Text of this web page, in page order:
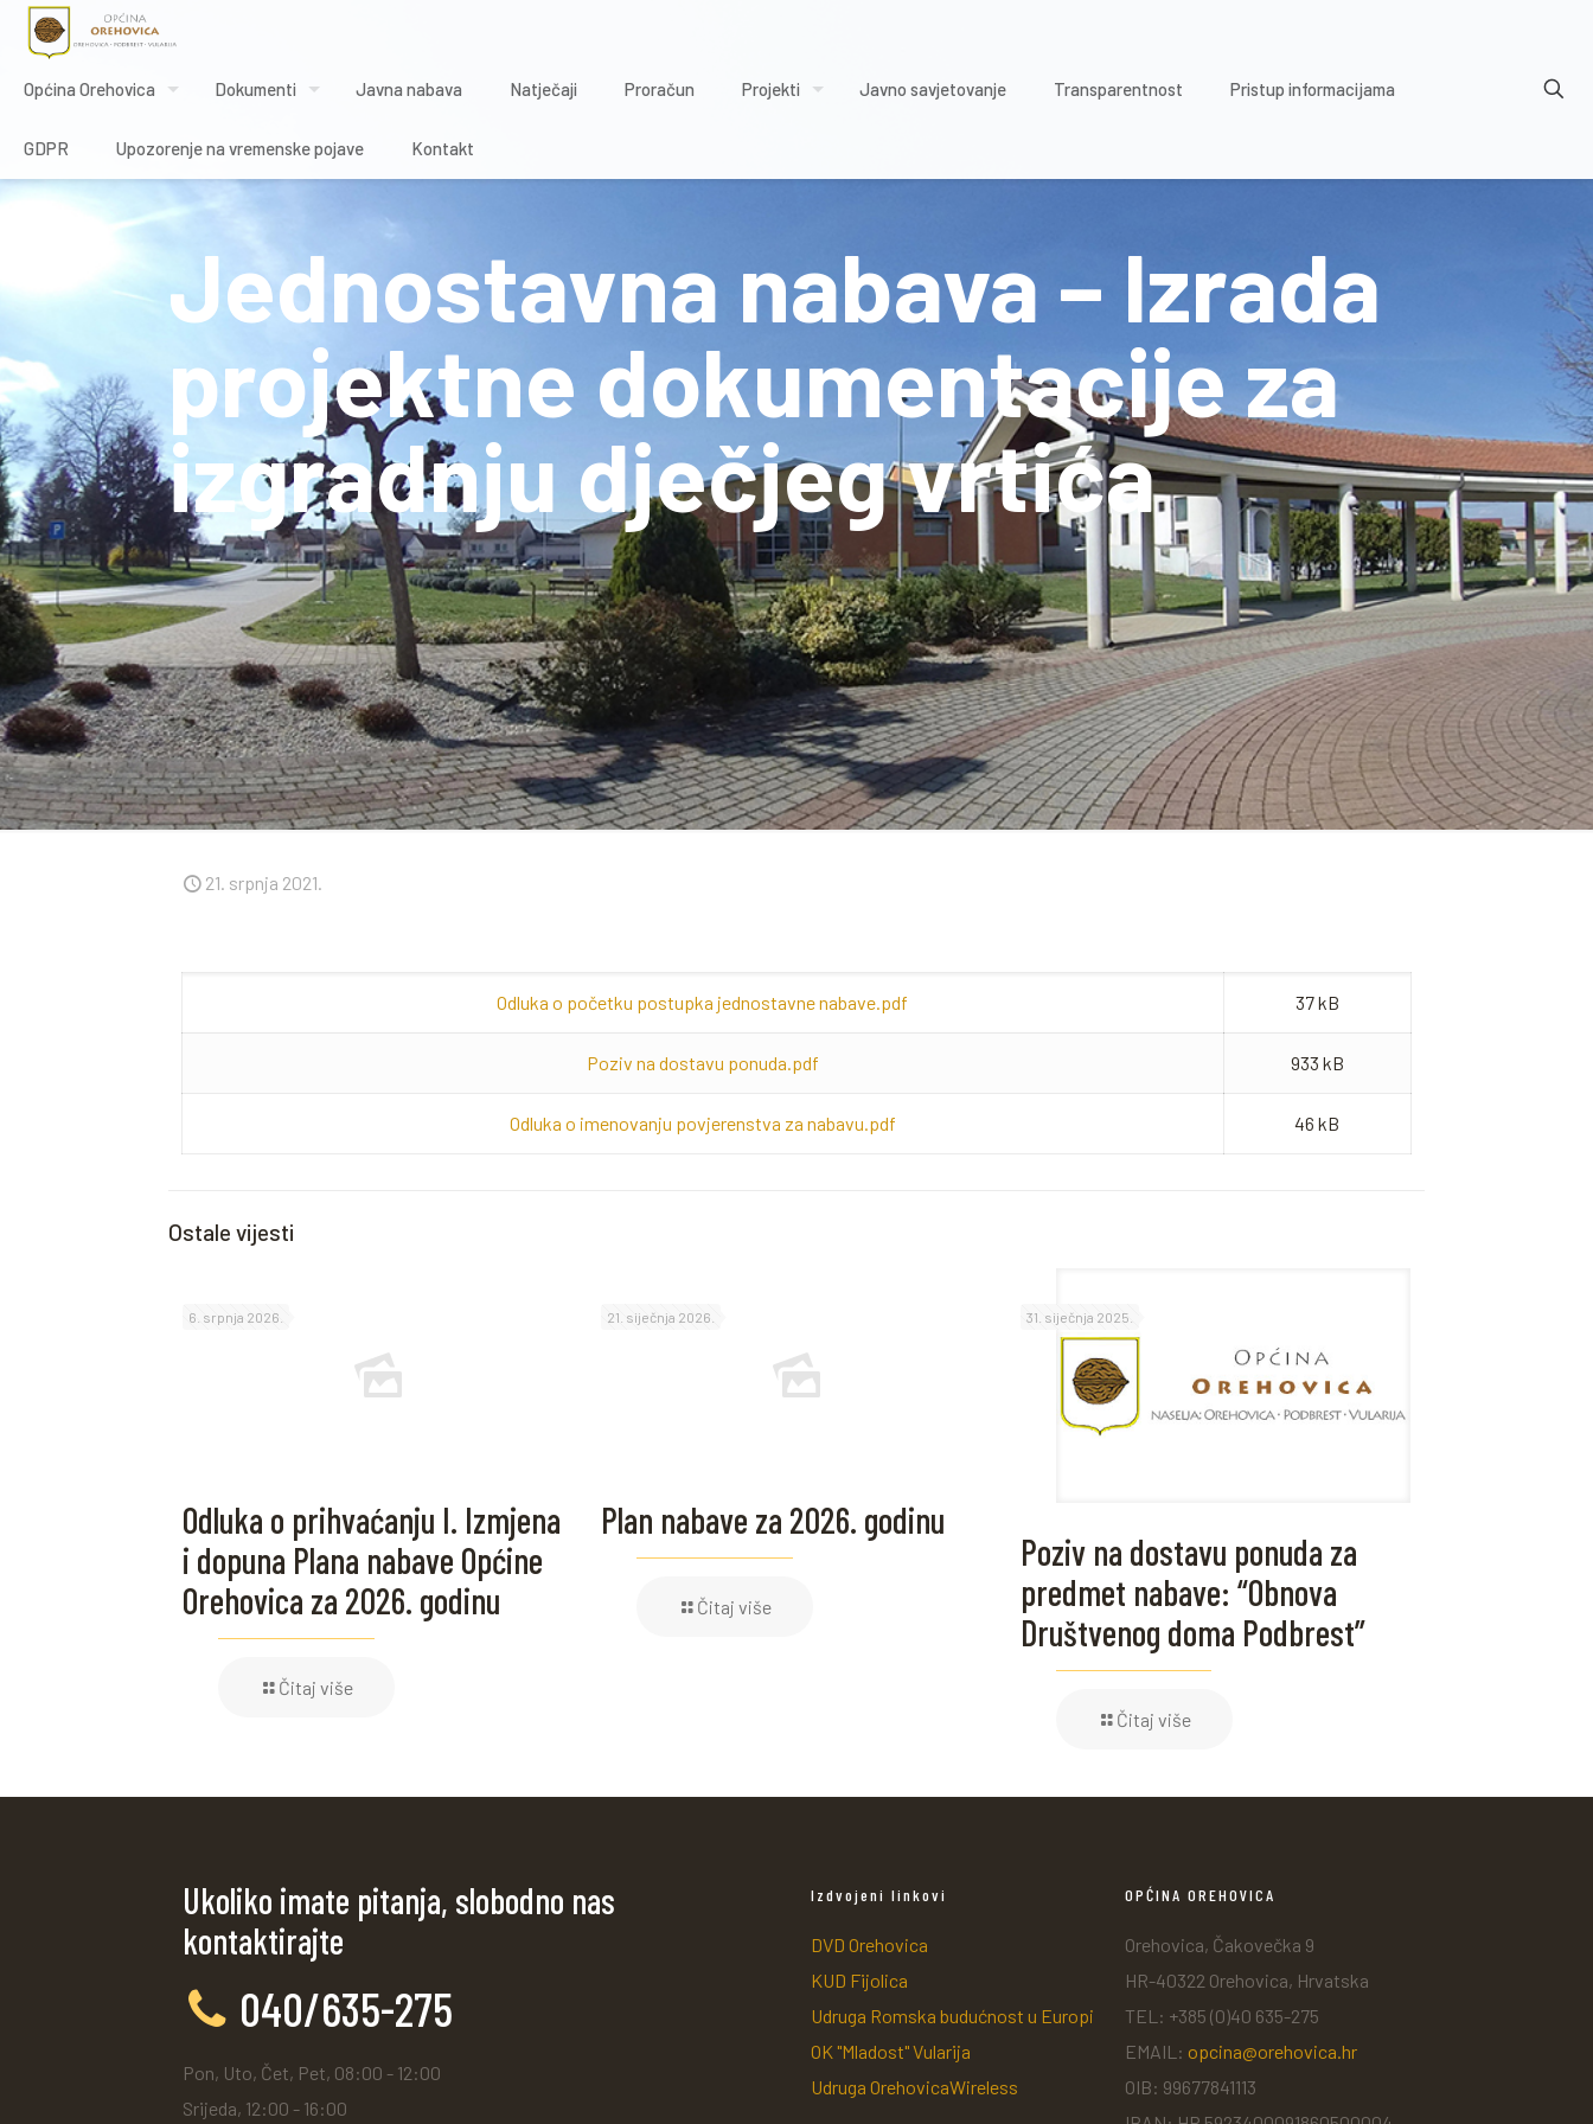
Općina Orehovica Dokumenti Javna nabava Natječaji Proračun Projekti Javno savjetovanje Transparentnost Pristup informacijama
GDPR Upozorenje na vremenske pojave Kontakt
Jednostavna nabava – Izrada
projektne dokumentacije za
izgradnju dječjeg vrtića
21. srpnja 2021.
Odluka o početku postupka jednostavne nabave.pdf 37 kB
Poziv na dostavu ponuda.pdf 933 kB
Odluka o imenovanju povjerenstva za nabavu.pdf 46 kB
Ostale vijesti
6. srpnja 2026.
Odluka o prihvaćanju I. Izmjena
i dopuna Plana nabave Općine
Orehovica za 2026. godinu
Čitaj više
21. siječnja 2026.
Plan nabave za 2026. godinu
Čitaj više
31. siječnja 2025.
Poziv na dostavu ponuda za
predmet nabave: “Obnova
Društvenog doma Podbrest”
Čitaj više
Ukoliko imate pitanja, slobodno nas
kontaktirajte
040/635-275
Pon, Uto, Čet, Pet, 08:00 - 12:00
Srijeda, 12:00 - 16:00
Izdvojeni linkovi
DVD Orehovica
KUD Fijolica
Udruga Romska budućnost u Europi
OK "Mladost" Vularija
Udruga OrehovicaWireless
OPĆINA OREHOVICA
Orehovica, Čakovečka 9
HR-40322 Orehovica, Hrvatska
TEL: +385 (0)40 635-275
EMAIL: opcina@orehovica.hr
OIB: 99677841113